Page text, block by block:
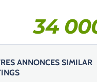
34
ANNONCES SIMILAR